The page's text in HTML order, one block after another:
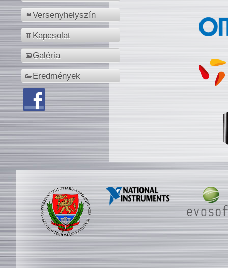
Versenyhelyszín
Kapcsolat
Galéria
Eredmények